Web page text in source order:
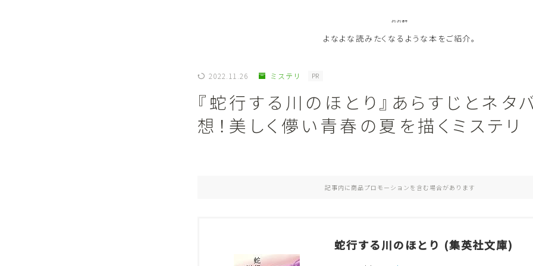
よなよな書房
よなよな読みたくなるような本をご紹介。
ジャンル Genre
作者別おすすめ Author
2022.11.26 ミステリ PR
『蛇行する川のほとり』あらすじとネタ
想！美しく儚い青春の夏を描くミステリ
記事内に商品プロモーションを含む場合があります
蛇行する川のほとり (集英社文庫)